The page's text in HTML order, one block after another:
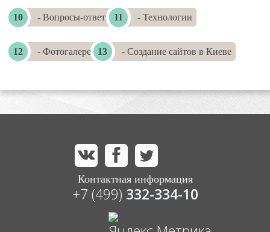
- Вопросы-ответы - Технологии
- Фотогалереи - Создание сайтов в Киеве
Контактная информация
+7 (499) 332-334-10